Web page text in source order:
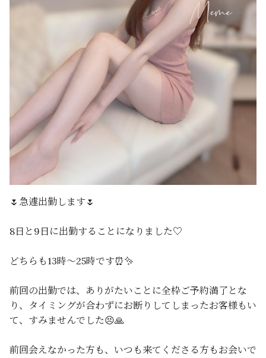
🌷急遽出勤します🌷
8日と9日に出勤することになりました♡
どちらも13時〜25時です⏰✨
前回の出勤では、ありがたいことに全枠ご予約満了とな
り、タイミングが合わずにお断りしてしまったお客様もい
て、すみませんでした😣🙏
前回会えなかった方も、いつも来てくださる方もお会いで